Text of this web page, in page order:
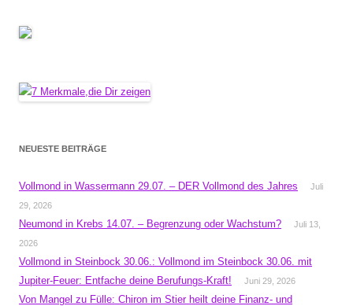
NEUESTE BEITRÄGE
Vollmond in Wassermann 29.07. – DER Vollmond des Jahres
Juli
29, 2026
Neumond in Krebs 14.07. – Begrenzung oder Wachstum?
Juli 13,
2026
Vollmond in Steinbock 30.06.: Vollmond im Steinbock 30.06. mit
Jupiter-Feuer: Entfache deine Berufungs-Kraft!
Juni 29, 2026
Von Mangel zu Fülle: Chiron im Stier heilt deine Finanz- und